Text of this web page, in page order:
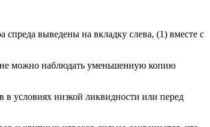
выведены на вкладку слева, (1) вместе с
можно наблюдать уменьшенную копию
в условиях низкой ликвидности или перед